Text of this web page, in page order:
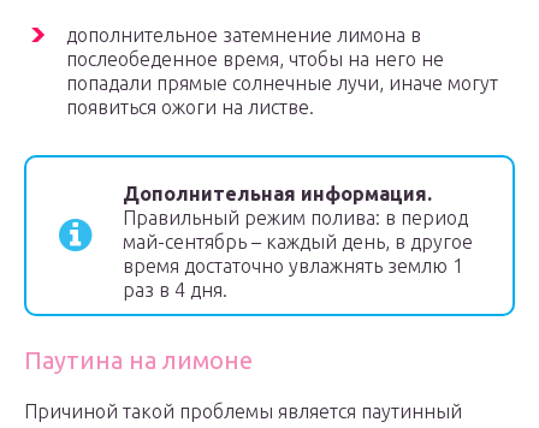
дополнительное затемнение лимона в
послеобеденное время, чтобы на него не
попадали прямые солнечные лучи, иначе могут
появиться ожоги на листве.
Дополнительная информация.
Правильный режим полива: в период
май-сентябрь – каждый день, в другое
время достаточно увлажнять землю 1
раз в 4 дня.
Паутина на лимоне
Причиной такой проблемы является паутинный